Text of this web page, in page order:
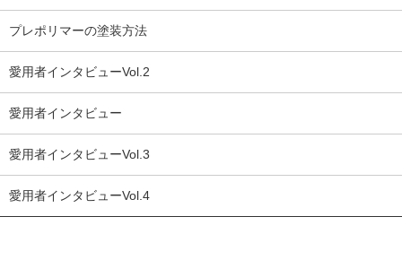
プレポリマーの塗装方法
愛用者インタビューVol.2
愛用者インタビュー
愛用者インタビューVol.3
愛用者インタビューVol.4